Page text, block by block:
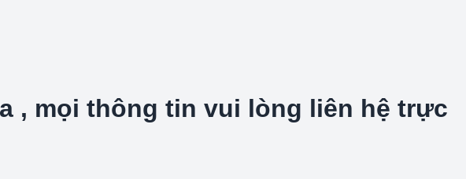
, mọi thông tin vui lòng liên hệ trực